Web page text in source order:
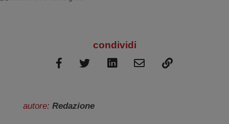
condividi
autore: Redazione